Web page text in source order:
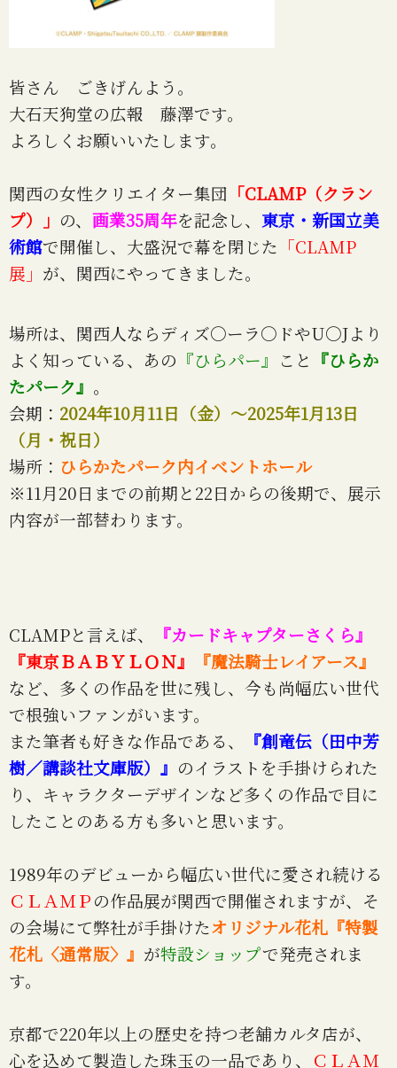
皆さん ごきげんよう。
大石天狗堂の広報 藤澤です。
よろしくお願いいたします。
関西の女性クリエイター集団 「CLAMP（クラン
プ）」 の、 画業35周年を記念し、 東京・新国立美
術館で開催し、大盛況で幕を閉じた 「CLAMP
展」 が、関西にやってきました。
場所は、関西人ならディズ〇ーラ〇ドやU〇Jより
よく知っている、あの 『ひらパー』 こと 『ひらか
たパーク』 。
会期： 2024年10月11日（金）～2025年1月13日
（月・祝日）
場所： ひらかたパーク内イベントホール
※11月20日までの前期と22日からの後期で、展示
内容が一部替わります。
CLAMPと言えば、
『カードキャプターさくら』
『東京ＢＡＢＹＬＯＮ』
『魔法騎士レイアース』
など、多くの作品を世に残し、今も尚幅広い世代
で根強いファンがいます。
また筆者も好きな作品である、
『創竜伝（田中芳
樹／講談社文庫版）』 のイラストを手掛けられた
り、キャラクターデザインなど多くの作品で目に
したことのある方も多いと思います。
1989年のデビューから幅広い世代に愛され続ける
ＣＬＡＭＰの作品展が関西で開催されますが、そ
の会場にて弊社が手掛けたオリジナル花札『特製
花札〈通常版〉』 が特設ショップで発売されま
す。
京都で220年以上の歴史を持つ老舗カルタ店が、
心を込めて製造した珠玉の一品であり、
ＣＬＡＭ